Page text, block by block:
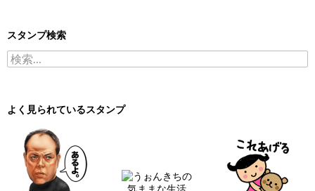
スタンプ検索
検索:
よく見られているスタンプ